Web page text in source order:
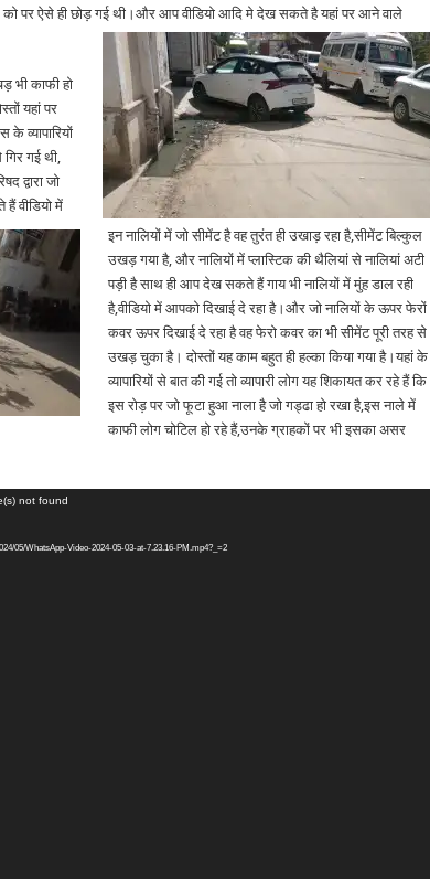
पर ऐसे ही छोड़ गई थी।और आप वीडियो आदि मे देख सकते है यहां पर आने वाले
भी काफी हो
यहां पर
व्यापारियों
गई थी,
द्वारा जो
वीडियो में
इन नालियों में जो सीमेंट है वह तुरंत ही उखाड़ रहा है,सीमेंट बिल्कुल
उखड़ गया है, और नालियों में प्लास्टिक की थैलियां से नालियां अटी
पड़ी है साथ ही आप देख सकते हैं गाय भी नालियों में मुंह डाल रही
है,वीडियो में आपको दिखाई दे रहा है।और जो नालियों के ऊपर फेरों
कवर ऊपर दिखाई दे रहा है वह फेरो कवर का भी सीमेंट पूरी तरह से
उखड़ चुका है। दोस्तों यह काम बहुत ही हल्का किया गया है।यहां के
व्यापारियों से बात की गई तो व्यापारी लोग यह शिकायत कर रहे हैं कि
इस रोड़ पर जो फूटा हुआ नाला है जो गड्ढा हो रखा है,इस नाले में
काफी लोग चोटिल हो रहे हैं,उनके ग्राहकों पर भी इसका असर
not found
05/WhatsApp-Video-2024-05-03-at-7.23.16-PM.mp4?_=2